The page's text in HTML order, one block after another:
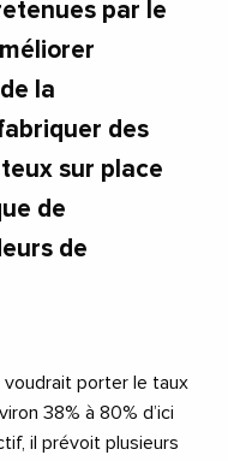
par le
la
des
sur place
de
de
voudrait porter le taux
38% à 80% d’ici
il prévoit plusieurs